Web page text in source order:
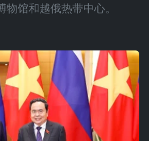
馆和越俄热带中心。